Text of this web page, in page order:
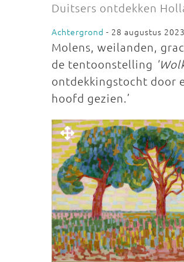
Duitsers ontdekken
Achtergrond - 28 augustus
Molens, weilanden,
de tentoonstelling
ontdekkingstocht door
hoofd gezien.’